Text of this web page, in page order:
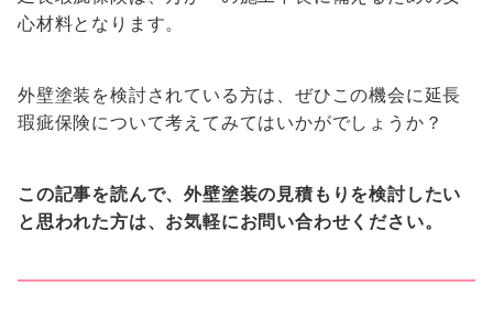
心材料となります。
外壁塗装を検討されている方は、ぜひこの機会に延長
瑕疵保険について考えてみてはいかがでしょうか？
この記事を読んで、外壁塗装の見積もりを検討したい
と思われた方は、お気軽にお問い合わせください。